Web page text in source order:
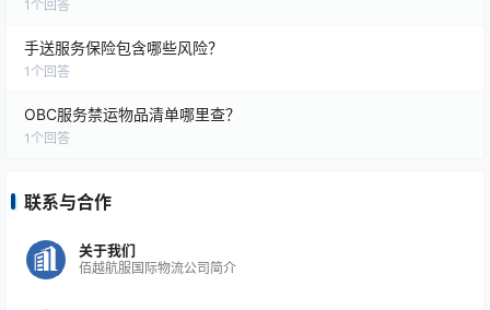
高价值
时效敏感
文件要求严格
因此运输方案会包括：
1 个回答
手送服务保险包含哪些风险？
1 个回答
OBC服务禁运物品清单哪里查？
1 个回答
联系与合作
关于我们
佰越航服国际物流公司简介